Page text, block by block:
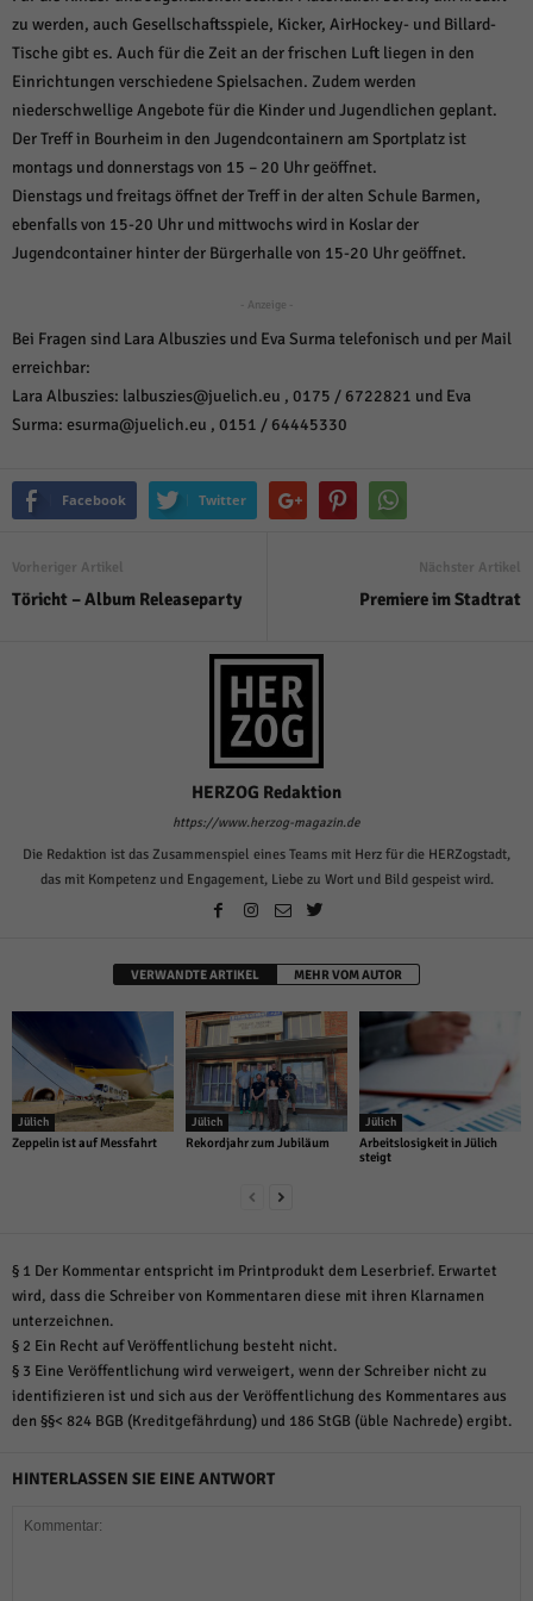
zu werden, auch Gesellschaftsspiele, Kicker, AirHockey- und Billard-
Tische gibt es. Auch für die Zeit an der frischen Luft liegen in den
Einrichtungen verschiedene Spielsachen. Zudem werden
niederschwellige Angebote für die Kinder und Jugendlichen geplant.
Der Treff in Bourheim in den Jugendcontainern am Sportplatz ist
montags und donnerstags von 15 – 20 Uhr geöffnet.
Dienstags und freitags öffnet der Treff in der alten Schule Barmen,
ebenfalls von 15-20 Uhr und mittwochs wird in Koslar der
Jugendcontainer hinter der Bürgerhalle von 15-20 Uhr geöffnet.
- Anzeige -
Bei Fragen sind Lara Albuszies und Eva Surma telefonisch und per Mail
erreichbar:
Lara Albuszies: lalbuszies@juelich.eu , 0175 / 6722821 und Eva
Surma: esurma@juelich.eu , 0151 / 64445330
Facebook Twitter
Vorheriger Artikel
Töricht – Album Releaseparty
Nächster Artikel
Premiere im Stadtrat
HERZOG Redaktion
https://www.herzog-magazin.de
Die Redaktion ist das Zusammenspiel eines Teams mit Herz für die HERZogstadt,
das mit Kompetenz und Engagement, Liebe zu Wort und Bild gespeist wird.
VERWANDTE ARTIKEL MEHR VOM AUTOR
Jülich
Zeppelin ist auf Messfahrt
Jülich
Rekordjahr zum Jubiläum
Jülich
Arbeitslosigkeit in Jülich
steigt
§ 1 Der Kommentar entspricht im Printprodukt dem Leserbrief. Erwartet
wird, dass die Schreiber von Kommentaren diese mit ihren Klarnamen
unterzeichnen.
§ 2 Ein Recht auf Veröffentlichung besteht nicht.
§ 3 Eine Veröffentlichung wird verweigert, wenn der Schreiber nicht zu
identifizieren ist und sich aus der Veröffentlichung des Kommentares aus
den §§< 824 BGB (Kreditgefährdung) und 186 StGB (üble Nachrede) ergibt.
HINTERLASSEN SIE EINE ANTWORT
auswählen.
Alle akzeptieren Speichern und weiter
Zurück
Datenschutzeinstellungen
Essenziell (1)
Essenzielle Cookies ermöglichen grundlegende Funktionen und sind für die
einwandfreie Funktion der Website erforderlich.
Cookie-Informationen anzeigen
Statistik Cookies erfassen Informationen anonym. Diese Informationen helfen
uns zu verstehen, wie unsere Besucher unsere Website nutzen.
Cookie-Informationen anzeigen
Marketing-Cookies werden von Drittanbietern oder Publishern verwendet,
um personalisierte Werbung anzuzeigen. Sie tun dies, indem sie Besucher
Inhalte von Videoplattformen und Social-Media-Plattformen werden
standardmäßig blockiert. Wenn Cookies von externen Medien akzeptiert
werden, bedarf der Zugriff auf diese Inhalte keiner manuellen Einwilligung
Cookie-Informationen anzeigen
Datenschutzerklärung